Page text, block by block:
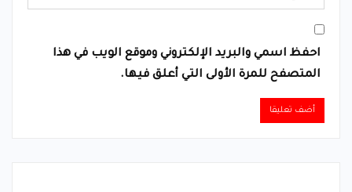
احفظ اسمي والبريد الإلكتروني وموقع الويب في هذا
المتصفح للمرة الأولى التي أعلق فيها.